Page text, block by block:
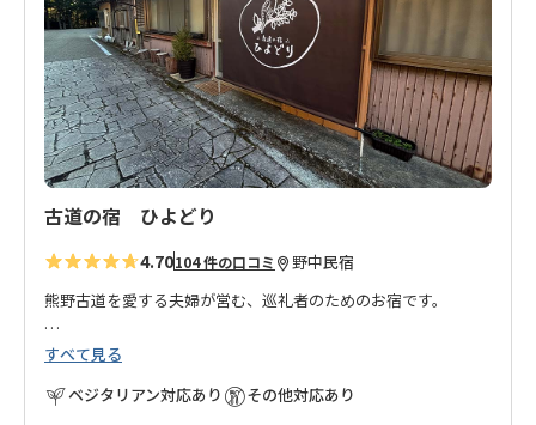
追
加
古道の宿 ひよどり
4.70104 件の口コミ 野中民宿
熊野古道を愛する夫婦が営む、巡礼者のためのお宿です。
ご主人は長年、田辺の海でダイビングガイドを務め、熊野古道
を含む山々でのトレッキングガイドも行ってきた、熊野の自然
を知り尽くした専門家。一方、奥様は看護師としての経験を活
すべて見る
ベジタリアン対応あり
その他対応あり